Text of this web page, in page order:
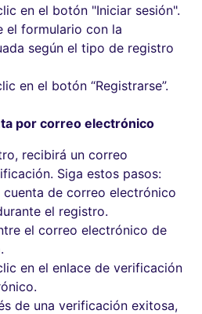
en el botón "Iniciar sesión".
el formulario con la
según el tipo de registro
en el botón “Registrarse”.
por correo electrónico
recibirá un correo
Siga estos pasos:
de correo electrónico
el registro.
el correo electrónico de
en el enlace de verificación
de una verificación exitosa,